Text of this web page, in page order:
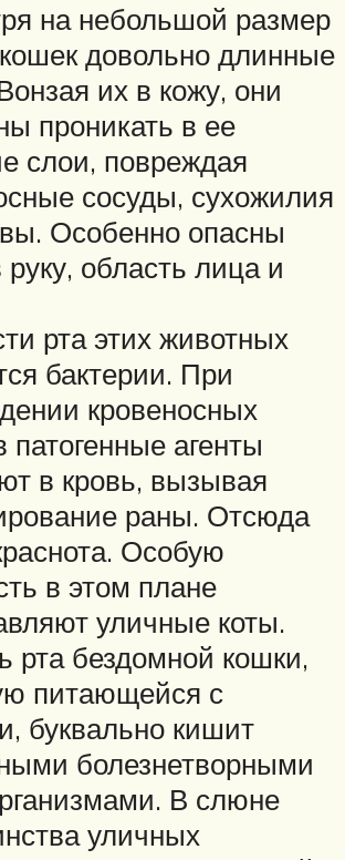
на небольшой размер
довольно длинные
их в кожу, они
проникать в ее
слои, повреждая
сосуды, сухожилия
Особенно опасны
руку, область лица и
рта этих животных
бактерии. При
кровеносных
патогенные агенты
в кровь, вызывая
раны. Отсюда
Особую
в этом плане
уличные коты.
рта бездомной кошки,
питающейся с
буквально кишит
болезнетворными
В слюне
уличных